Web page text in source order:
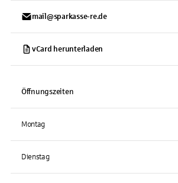
mail@sparkasse-re.de
vCard herunterladen
Öffnungszeiten
Montag
Dienstag